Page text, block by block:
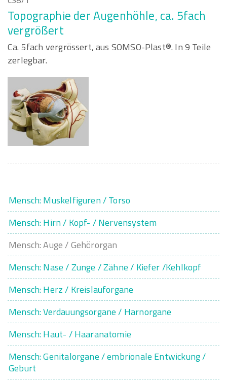
Topographie der Augenhöhle, ca. 5fach
vergrößert
Ca. 5fach vergrössert, aus SOMSO-Plast®. In 9 Teile
zerlegbar.
Mensch: Muskelfiguren / Torso
Mensch: Hirn / Kopf- / Nervensystem
Mensch: Auge / Gehörorgan
Mensch: Nase / Zunge / Zähne / Kiefer /Kehlkopf
Mensch: Herz / Kreislauforgane
Mensch: Verdauungsorgane / Harnorgane
Mensch: Haut- / Haaranatomie
Mensch: Genitalorgane / embrionale Entwickung /
Geburt